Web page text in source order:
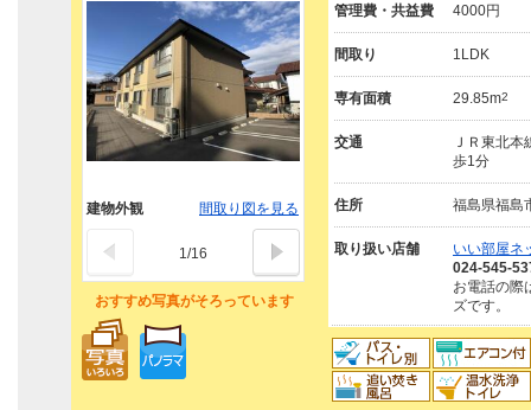
おすすめ写真がそろっています
建物外観 間取り図を見る
1/16
管理費・共益費 4000円
間取り 1LDK
専有面積 29.85m2
交通
ＪＲ東北
歩1分
住所 福島県福島
取り扱い店舗
いい部屋ネ
024-545-
お電話の際
ズです。